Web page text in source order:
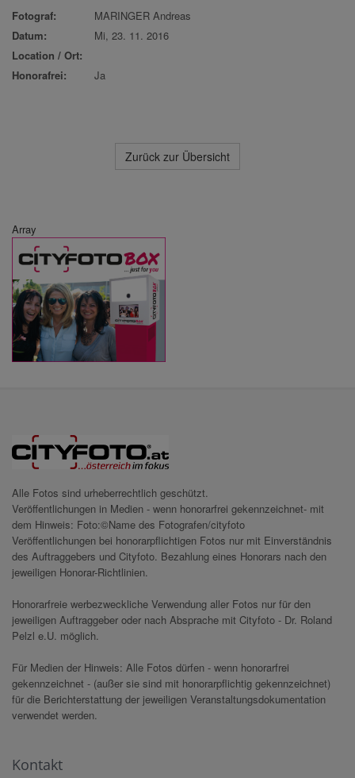
Fotograf:
MARINGER Andreas
Datum:
Mi, 23. 11. 2016
Location / Ort:
Honorafrei:
Ja
Zurück zur Übersicht
Array
Alle Fotos sind urheberrechtlich geschützt.
Veröffentlichungen in Medien - wenn honorarfrei gekennzeichnet- mit
dem Hinweis: Foto:©Name des Fotografen/cityfoto
Veröffentlichungen bei honorarpflichtigen Fotos nur mit Einverständnis
des Auftraggebers und Cityfoto. Bezahlung eines Honorars nach den
jeweiligen Honorar-Richtlinien.
Honorarfreie werbezweckliche Verwendung aller Fotos nur für den
jeweiligen Auftraggeber oder nach Absprache mit Cityfoto - Dr. Roland
Pelzl e.U. möglich.
Für Medien der Hinweis: Alle Fotos dürfen - wenn honorarfrei
gekennzeichnet - (außer sie sind mit honorarpflichtig gekennzeichnet)
für die Berichterstattung der jeweiligen Veranstaltungsdokumentation
verwendet werden.
Kontakt